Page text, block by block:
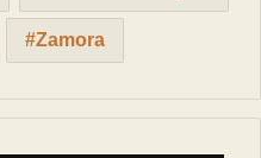
Zamora